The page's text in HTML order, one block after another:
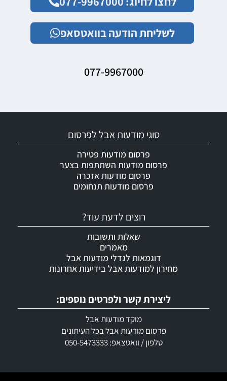
לשליחת הודעה בוואטסאפ
077-9967000
ליצירת קשר ולפרטים נוספים:
מוקד מודעות אבל
פרסום מודעות אבל בכל העיתונים
טלפון / וואטצאפ: 050-5473333
רוצים לדעת עוד?
שאלות ותשובות
מאמרים
דוגמאות לגדלי מודעות אבל
מחירון למודעות אבל בידיעות אחרונות
סוגי מודעות אבל לפרסום
פרסום מודעות פטירה
פרסום מודעות השתתפות בצער
פרסום מודעות אזכרה
פרסום מודעות תנחומים